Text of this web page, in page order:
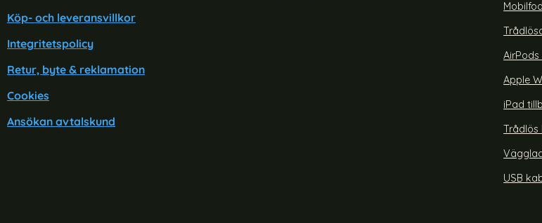
Köp- och leveransvillkor
Integritetspolicy
Retur, byte & reklamation
Cookies
Ansökan avtalskund
Apple
iPad
Trådlös
USB